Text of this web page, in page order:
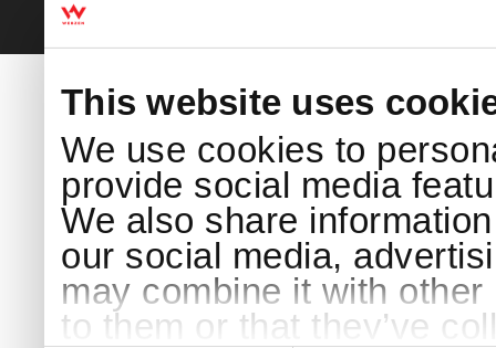
This website uses
We use cookies to
provide social media
We also share
our social media,
may combine it with
to them or that they’ve